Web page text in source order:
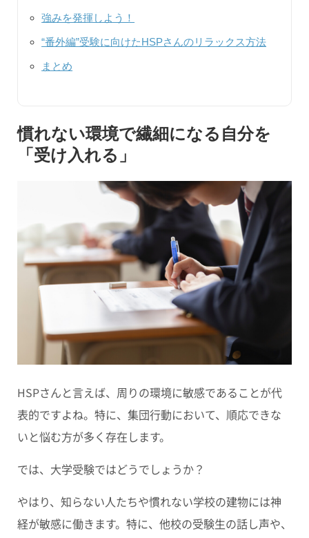
強みを発揮しよう！
“番外編”受験に向けたHSPさんのリラックス方法
まとめ
慣れない環境で繊細になる自分を
「受け入れる」
HSPさんと言えば、周りの環境に敏感であることが代
表的ですよね。特に、集団行動において、順応できな
いと悩む方が多く存在します。
では、大学受験ではどうでしょうか？
やはり、知らない人たちや慣れない学校の建物には神
経が敏感に働きます。特に、他校の受験生の話し声や、